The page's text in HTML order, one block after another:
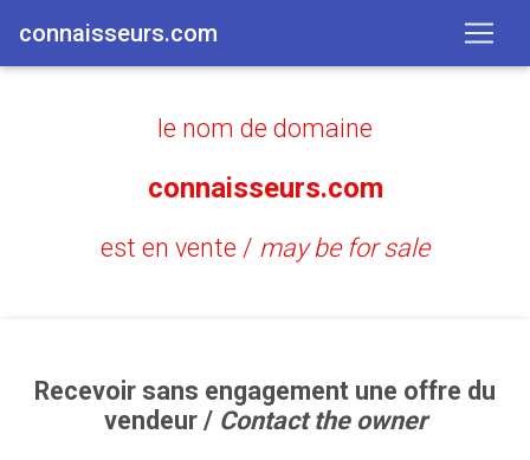
connaisseurs.com
le nom de domaine
connaisseurs.com
est en vente / may be for sale
Recevoir sans engagement une offre du
vendeur / Contact the owner